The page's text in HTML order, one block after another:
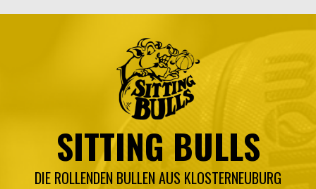
SITTING BULLS
DIE ROLLENDEN BULLEN AUS KLOSTERNEUBURG